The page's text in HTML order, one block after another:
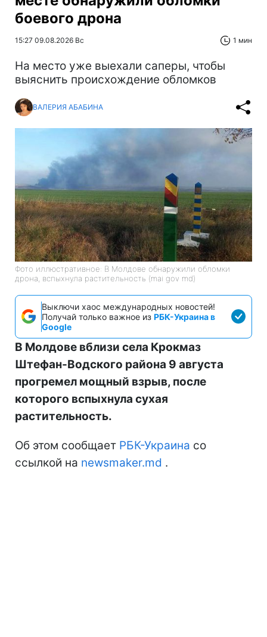
боевого дрона
15:27 09.08.2026 Вс 1 мин
На место уже выехали саперы, чтобы
выяснить происхождение обломков
ВАЛЕРИЯ АБАБИНА
Фото иллюстративное: В Молдове обнаружили обломки
дрона, вспыхнула растительность (mai gov md)
Выключи хаос международных новостей!
Получай только важное из РБК-Украина в
Google
В Молдове вблизи села Крокмаз
Штефан-Водского района 9 августа
прогремел мощный взрыв, после
которого вспыхнула сухая
растительность.
Об этом сообщает РБК-Украина со
ссылкой на newsmaker.md .